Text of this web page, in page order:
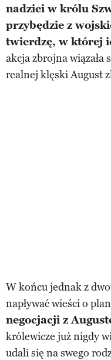
nadziei w królu
przybędzie z
twierdzę, w której
akcja zbrojna wiązała
realnej klęski August
W końcu jednak z
napływać wieści o
negocjacji z
królewicze już nigdy
udali się na swego